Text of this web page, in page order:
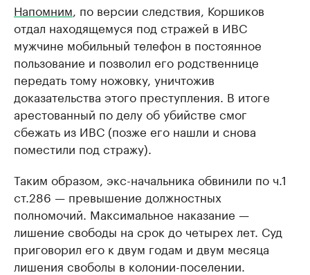
Напомним , по версии следствия, Коршиков
отдал находящемуся под стражей в ИВС
мужчине мобильный телефон в постоянное
пользование и позволил его родственнице
передать тому ножовку, уничтожив
доказательства этого преступления. В итоге
арестованный по делу об убийстве смог
сбежать из ИВС (позже его нашли и снова
поместили под стражу).
Таким образом, экс-начальника обвинили по ч.1
ст.286 — превышение должностных
полномочий. Максимальное наказание —
лишение свободы на срок до четырех лет. Суд
приговорил его к двум годам и двум месяца
лишения своболы в колонии-поселении.